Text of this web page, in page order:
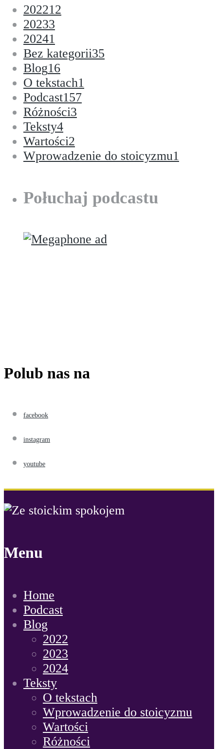
202212
20233
20241
Bez kategorii35
Blog16
O tekstach1
Podcast157
Różności3
Teksty4
Wartości2
Wprowadzenie do stoicyzmu1
Połuchaj podcastu
Polub nas na
facebook
instagram
youtube
Menu
Home
Podcast
Blog
2022
2023
2024
Teksty
O tekstach
Wprowadzenie do stoicyzmu
Wartości
Różności